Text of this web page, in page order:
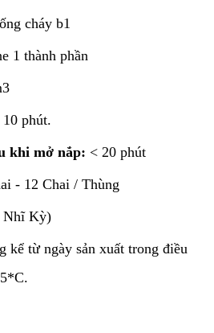
cháy b1
1 thành phần
10 phút.
khi mở nắp: < 20 phút
- 12 Chai / Thùng
Nhĩ Kỳ)
kể từ ngày sản xuất trong điều